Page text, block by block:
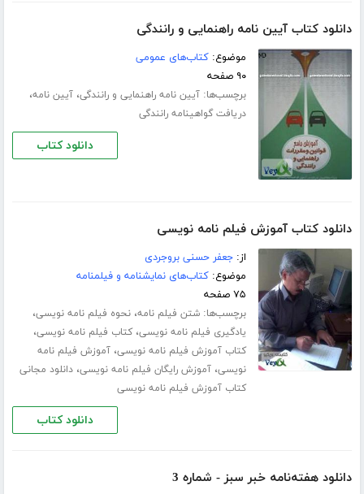
دانلود کتاب آیین نامه راهنمایی و رانندگی
موضوع:کتاب‌های عمومی
۹۰ صفحه
برچسب‌ها:آیین نامه راهنمایی و رانندگی،آیین نامه،
دریافت گواهینامه رانندگی
دانلود کتاب
دانلود کتاب آموزش فیلم نامه نویسی
از:جعفر حسنی بروجردی
موضوع:کتاب‌های نمایشنامه و فیلمنامه
۷۵ صفحه
برچسب‌ها:شتن فیلم نامه،نحوه فیلم نامه نویسی،
یادگیری فیلم نامه نویسی،کتاب فیلم نامه نویسی،
کتاب آموزش فیلم نامه نویسی،آموزش فیلم نامه
نویسی،آموزش رایگان فیلم نامه نویسی،دانلود مجانی
کتاب آموزش فیلم نامه نویسی
دانلود کتاب
دانلود هفته‌نامه خبر سبز - شماره 3